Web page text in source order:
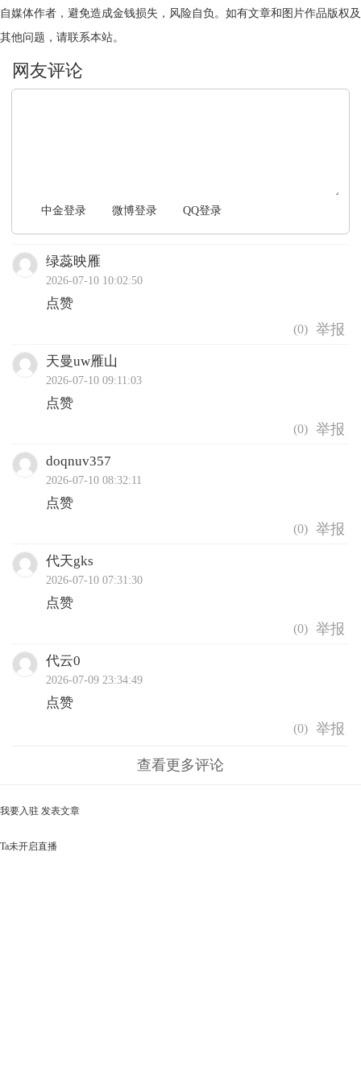
自媒体作者，避免造成金钱损失，风险自负。如有文章和图片作品版权及
其他问题，请联系本站。
中金登录 微博登录 QQ登录
绿蕊映雁
2026-07-10 10:02:50
点赞
(0)
天曼uw雁山
2026-07-10 09:11:03
点赞
(0)
doqnuv357
2026-07-10 08:32:11
点赞
(0)
代天gks
2026-07-10 07:31:30
点赞
(0)
代云0
2026-07-09 23:34:49
点赞
(0)
查看更多评论
我要入驻 发表文章
Ta未开启直播